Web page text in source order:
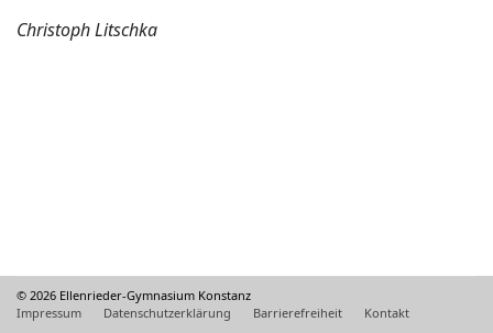
Christoph Litschka
© 2026 Ellenrieder-Gymnasium Konstanz
Impressum
Datenschutzerklärung Barrierefreiheit Kontakt